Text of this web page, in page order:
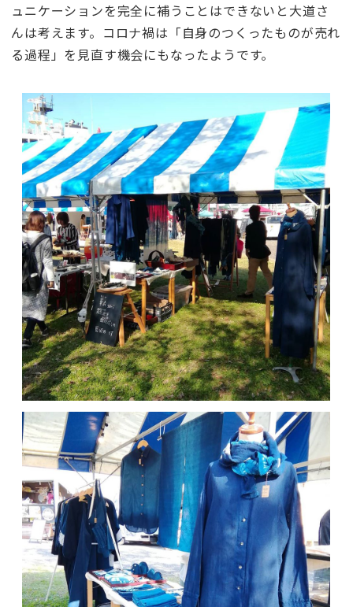
ュニケーションを完全に補うことはできないと大道さ
んは考えます。コロナ禍は「自身のつくったものが売れ
る過程」を見直す機会にもなったようです。